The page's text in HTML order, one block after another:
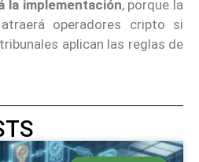
la implementación, porque la
operadores cripto si
aplican las reglas de